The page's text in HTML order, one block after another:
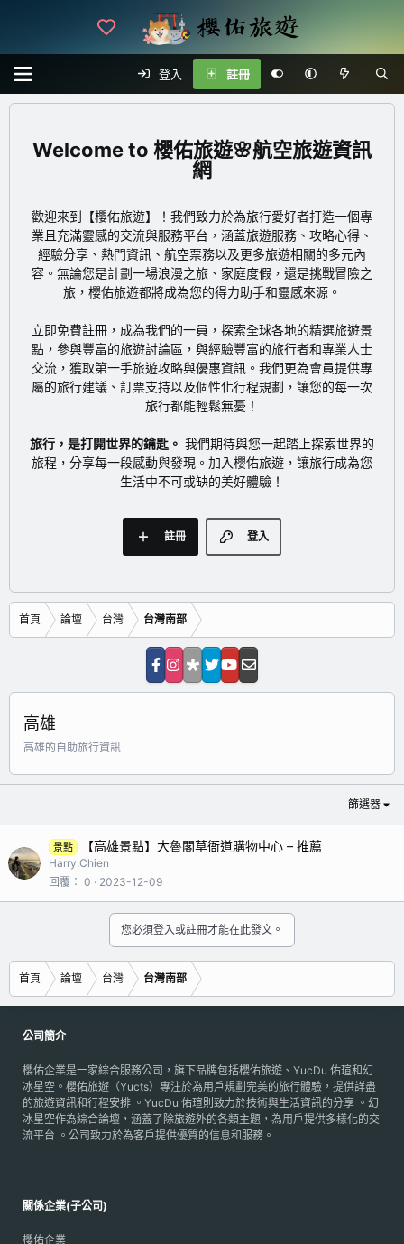
登入 註冊
櫻佑旅遊🌸航空旅遊資訊
網
歡迎來到【櫻佑旅遊】！我們致力於為旅行愛好者打造一個專
業且充滿靈感的交流與服務平台，涵蓋旅遊服務、攻略心得、
經驗分享、熱門資訊、航空票務以及更多旅遊相關的多元內
容。無論您是計劃一場浪漫之旅、家庭度假，還是挑戰冒險之
旅，櫻佑旅遊都將成為您的得力助手和靈感來源。
立即免費註冊 ，成為我們的一員，探索全球各地的精選旅遊景
點，參與豐富的旅遊討論區，與經驗豐富的旅行者和專業人士
交流，獲取第一手旅遊攻略與優惠資訊。我們更為會員提供專
屬的旅行建議、訂票支持以及個性化行程規劃，讓您的每一次
旅行都能輕鬆無憂！
旅行，是打開世界的鑰匙。 我們期待與您一起踏上探索世界的
旅程，分享每一段感動與發現。加入櫻佑旅遊，讓旅行成為您
生活中不可或缺的美好體驗！
登入
註冊
首頁 論壇 台灣 台灣南部
高雄
高雄的自助旅行資訊
篩選器
景點 【高雄景點】大魯閣草衙道購物中心 – 推薦
Harry.Chien
回覆
0 2023-12-09
您必須登入或註冊才能在此發文。
首頁 論壇 台灣 台灣南部
公司簡介
櫻佑企業是一家綜合服務公司，旗下品牌包括櫻佑旅遊、YucDu 佑瑄和幻
冰星空。櫻佑旅遊（Yucts）專注於為用戶規劃完美的旅行體驗，提供詳盡
的旅遊資訊和行程安排 。YucDu 佑瑄則致力於技術與生活資訊的分享 。幻
冰星空作為綜合論壇，涵蓋了除旅遊外的各類主題，為用戶提供多樣化的交
流平台 。公司致力於為客戶提供優質的信息和服務。
關係企業(子公司)
櫻佑企業